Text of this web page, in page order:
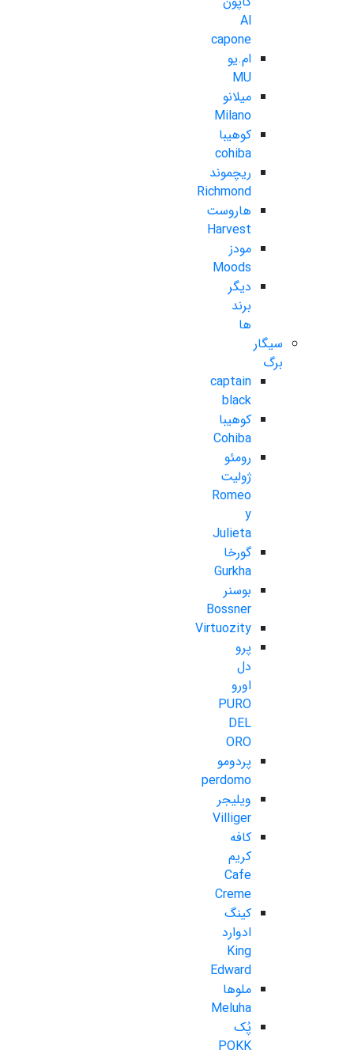
Al
capone
ام.یو
MU
میلانو
Milano
کوهیبا
cohiba
ریچموند
Richmond
هاروست
Harvest
مودز
Moods
دیگر
برند
ها
سیگار
برگ
captain
black
کوهیبا
Cohiba
رومئو
ژولیت
Romeo
y
Julieta
گورخا
Gurkha
بوسنر
Bossner
Virtuozity
پرو
دل
اورو
PURO
DEL
ORO
پردومو
perdomo
ویلیجر
Villiger
کافه
کریم
Cafe
Creme
کینگ
ادوارد
King
Edward
ملوها
Meluha
پُک